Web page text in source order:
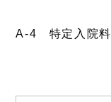
A-4 特定入院料